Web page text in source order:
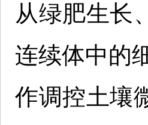
从绿肥生长
连续体中的
作调控土壤